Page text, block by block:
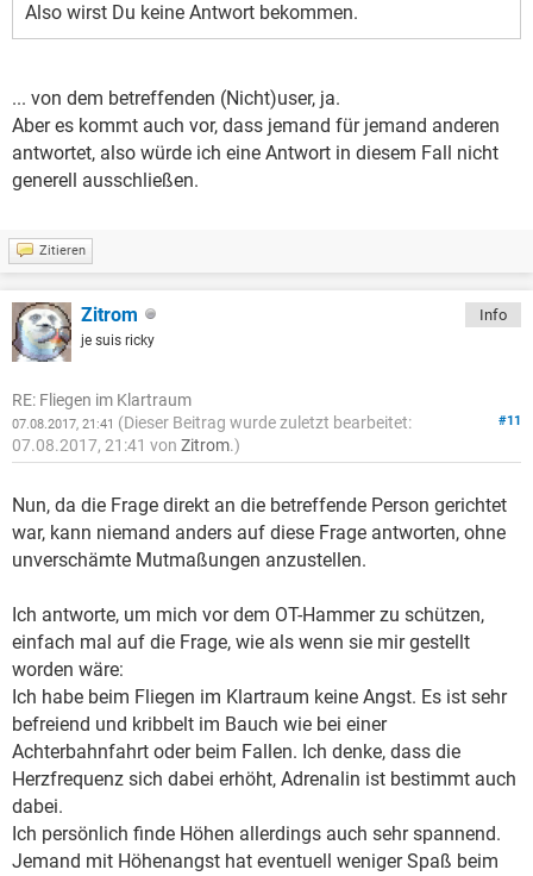
Also wirst Du keine Antwort bekommen.
... von dem betreffenden (Nicht)user, ja.
Aber es kommt auch vor, dass jemand für jemand anderen
antwortet, also würde ich eine Antwort in diesem Fall nicht
generell ausschließen.
Zitieren
Zitrom
je suis ricky
Info
RE: Fliegen im Klartraum
#11
07.08.2017, 21:41 (Dieser Beitrag wurde zuletzt bearbeitet:
07.08.2017, 21:41 von Zitrom.)
Nun, da die Frage direkt an die betreffende Person gerichtet
war, kann niemand anders auf diese Frage antworten, ohne
unverschämte Mutmaßungen anzustellen.
Ich antworte, um mich vor dem OT-Hammer zu schützen,
einfach mal auf die Frage, wie als wenn sie mir gestellt
worden wäre:
Ich habe beim Fliegen im Klartraum keine Angst. Es ist sehr
befreiend und kribbelt im Bauch wie bei einer
Achterbahnfahrt oder beim Fallen. Ich denke, dass die
Herzfrequenz sich dabei erhöht, Adrenalin ist bestimmt auch
dabei.
Ich persönlich finde Höhen allerdings auch sehr spannend.
Jemand mit Höhenangst hat eventuell weniger Spaß beim